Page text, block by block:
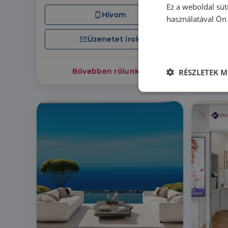
Hívom
Üzenetet írok
Bővebben rólunk
Ez a weboldal
használatával
RÉSZLETEK
Az
fiókkezelést. A
Név